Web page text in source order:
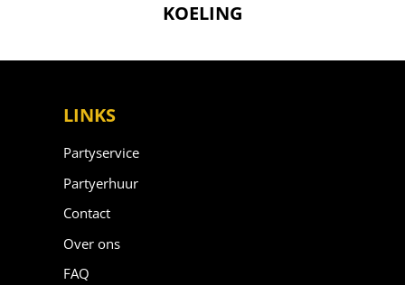
KOELING
LINKS
Partyservice
Partyerhuur
Contact
Over ons
FAQ